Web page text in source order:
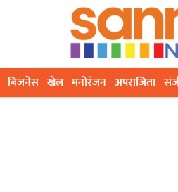
बिजनेस खेल मनोरंजन अपराजिता